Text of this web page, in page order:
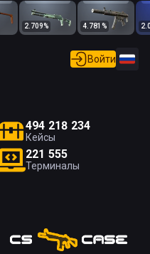
2.709% 4.781 %
Войти
494 218 234
Кейсы
221 555
Терминалы